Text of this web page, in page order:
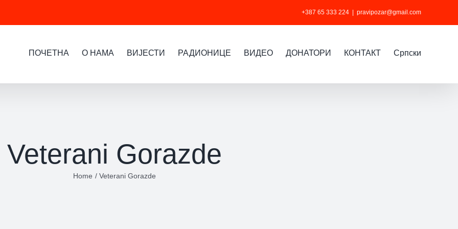
+387 65 333 224 pravipozar@gmail.com
ПОЧЕТНА О НАМА ВИЈЕСТИ РАДИОНИЦЕ ВИДЕО ДОНАТОРИ КОНТАКТ Cрпски
Veterani Gorazde
Home Veterani Gorazde